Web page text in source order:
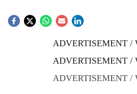
ADVERTISEMENT /
ADVERTISEMENT /
ADVERTISEMENT /